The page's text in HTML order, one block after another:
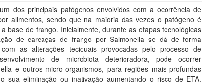
dos principais patógenos envolvidos com a ocorrência de
alimentos, sendo que na maioria das vezes o patógeno é
base de frango. Inicialmente, durante as etapas tecnológicas
de carcaças de frango por Salmonella se dá de forma
as alterações teciduais provocadas pelo processo de
de microbiota deterioradora, pode ocorrer
e outros micro-organismos, para regiões mais profundas
sua eliminação ou inativação aumentando o risco de ETA.